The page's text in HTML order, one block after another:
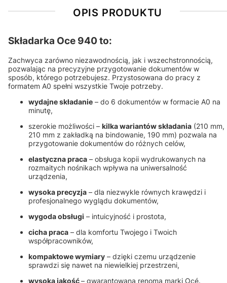
OPIS PRODUKTU
Składarka Oce 940 to:
Zachwyca zarówno niezawodnością, jak i wszechstronnością,
pozwalając na precyzyjne przygotowanie dokumentów w
sposób, którego potrzebujesz. Przystosowana do pracy z
formatem A0 spełni wszystkie Twoje potrzeby.
wydajne składanie – do 6 dokumentów w formacie A0 na
minutę,
szerokie możliwości – kilka wariantów składania (210 mm,
210 mm z zakładką na bindowanie, 190 mm) pozwala na
przygotowanie dokumentów do różnych celów,
elastyczna praca – obsługa kopii wydrukowanych na
rozmaitych nośnikach wpływa na uniwersalność
urządzenia,
wysoka precyzja – dla niezwykle równych krawędzi i
profesjonalnego wyglądu dokumentów,
wygoda obsługi – intuicyjność i prostota,
cicha praca – dla komfortu Twojego i Twoich
współpracowników,
kompaktowe wymiary – dzięki czemu urządzenie
sprawdzi się nawet na niewielkiej przestrzeni,
wysoka jakość– gwarantowana renomą marki Océ.